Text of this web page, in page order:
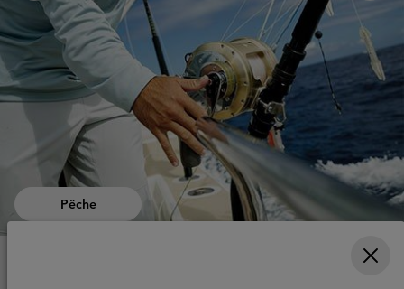
Aventures Urbaines